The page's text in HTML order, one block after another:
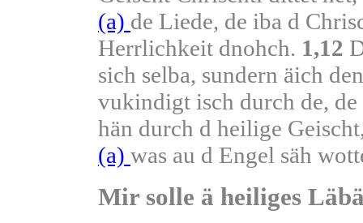
(a) de Liede, de iba d
Herrlichkeit dnohch. 1,12
sich selba, sundern äich
vukindigt isch durch de,
hän durch d heilige
(a) was au d Engel säh
Mir solle ä heiliges